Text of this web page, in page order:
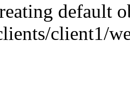
default
client1/